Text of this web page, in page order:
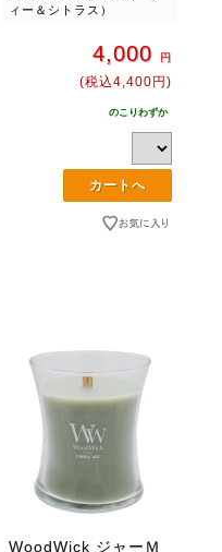
ィー＆シトラス）
4,000 円
(税込4,400円)
のこりわずか
WoodWick ジャーＭ